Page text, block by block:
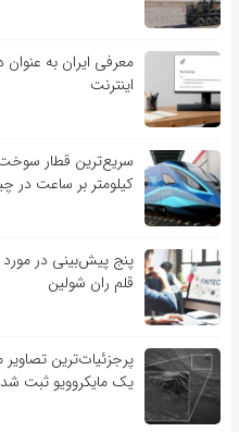
معرفی ایران به
اینترنت
کیلومتر بر ساعت در
قلم ران شولین
پرجزئیات‌ترین تصاویر
یک مایکروویو ثبت شد